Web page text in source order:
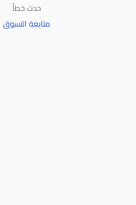
حدث خطأ
متابعة التسوق